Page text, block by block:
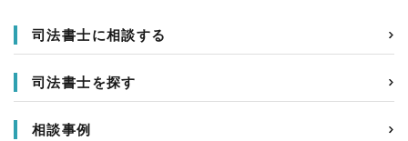
司法書士に相談する
司法書士を探す
相談事例